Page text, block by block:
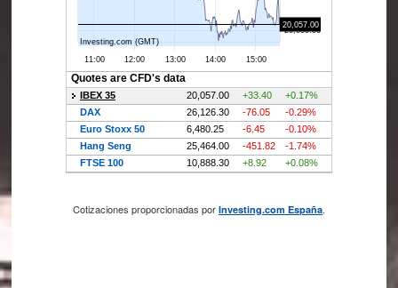
Cotizaciones proporcionadas por Investing.com España.